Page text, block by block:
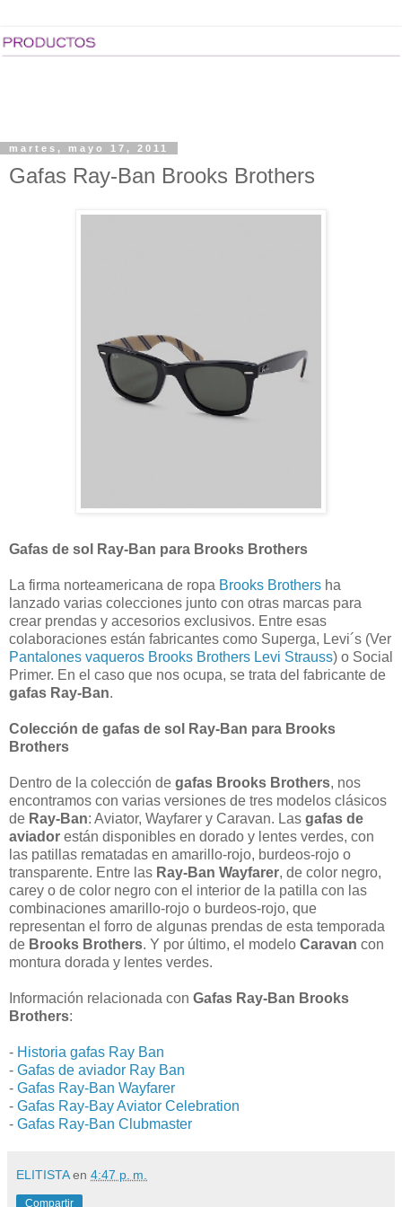
martes, mayo 17, 2011
Gafas Ray-Ban Brooks Brothers
Gafas de sol Ray-Ban para Brooks Brothers
La firma norteamericana de ropa Brooks Brothers ha
lanzado varias colecciones junto con otras marcas para
crear prendas y accesorios exclusivos. Entre esas
colaboraciones están fabricantes como Superga, Levi´s (Ver
Pantalones vaqueros Brooks Brothers Levi Strauss) o Social
Primer. En el caso que nos ocupa, se trata del fabricante de
gafas Ray-Ban.
Colección de gafas de sol Ray-Ban para Brooks
Brothers
Dentro de la colección de gafas Brooks Brothers, nos
encontramos con varias versiones de tres modelos clásicos
de Ray-Ban: Aviator, Wayfarer y Caravan. Las gafas de
aviador están disponibles en dorado y lentes verdes, con
las patillas rematadas en amarillo-rojo, burdeos-rojo o
transparente. Entre las Ray-Ban Wayfarer, de color negro,
carey o de color negro con el interior de la patilla con las
combinaciones amarillo-rojo o burdeos-rojo, que
representan el forro de algunas prendas de esta temporada
de Brooks Brothers. Y por último, el modelo Caravan con
montura dorada y lentes verdes.
Información relacionada con Gafas Ray-Ban Brooks
Brothers:
- Historia gafas Ray Ban
- Gafas de aviador Ray Ban
- Gafas Ray-Ban Wayfarer
- Gafas Ray-Bay Aviator Celebration
- Gafas Ray-Ban Clubmaster
ELITISTA en 4:47 p. m.
Compartir